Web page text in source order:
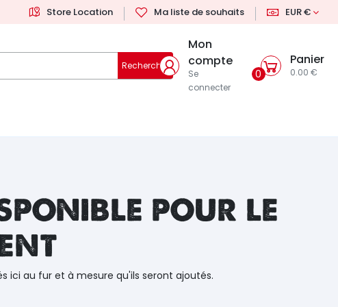
Store Location Ma liste de souhaits EUR €
Rechercher
Mon
compte
Se
connecter
0
Panier
0.00 €
pour le
ici au fur et à mesure qu'ils seront ajoutés.